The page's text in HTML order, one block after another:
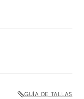
GUÍA DE TALLAS